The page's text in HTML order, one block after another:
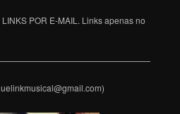
POR E-MAIL. Links apenas no